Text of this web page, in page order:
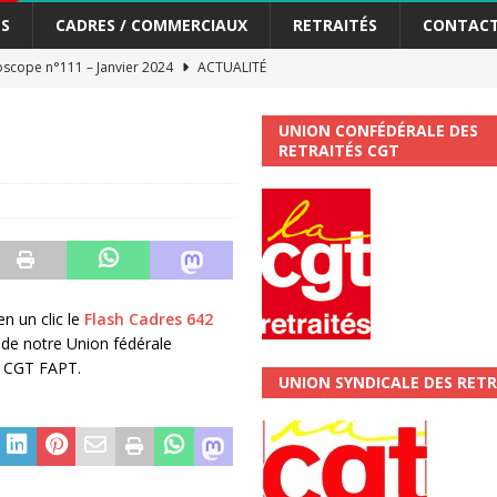
CADRES / COMMERCIAUX RETRAITÉS
n°111 – Janvier 2024
ACTUALITÉ
et…. des augmentations pour les salariéS !!!
de développement de la Direction Commerciale DDCE/Télévente :
un clic le Flash Cadres 642
notre Union fédérale
FAPT.
UNION CONFÉDÉRALE DES
RETRAITÉS CGT
UNION SYNDICALE DES